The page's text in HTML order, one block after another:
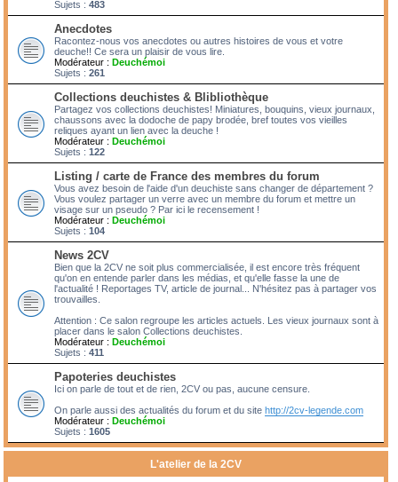
Sujets : 483
Anecdotes
Racontez-nous vos anecdotes ou autres histoires de vous et votre
deuche!! Ce sera un plaisir de vous lire.
Modérateur : Deuchémoi
Sujets : 261
Collections deuchistes & Blibliothèque
Partagez vos collections deuchistes! Miniatures, bouquins, vieux journaux,
chaussons avec la dodoche de papy brodée, bref toutes vos vieilles
reliques ayant un lien avec la deuche !
Modérateur : Deuchémoi
Sujets : 122
Listing / carte de France des membres du forum
Vous avez besoin de l'aide d'un deuchiste sans changer de département ?
Vous voulez partager un verre avec un membre du forum et mettre un
visage sur un pseudo ? Par ici le recensement !
Modérateur : Deuchémoi
Sujets : 104
News 2CV
Bien que la 2CV ne soit plus commercialisée, il est encore très fréquent
qu'on en entende parler dans les médias, et qu'elle fasse la une de
l'actualité ! Reportages TV, article de journal... N'hésitez pas à partager vos
trouvailles.
Attention : Ce salon regroupe les articles actuels. Les vieux journaux sont à
placer dans le salon Collections deuchistes.
Modérateur : Deuchémoi
Sujets : 411
Papoteries deuchistes
Ici on parle de tout et de rien, 2CV ou pas, aucune censure.
On parle aussi des actualités du forum et du site http://2cv-legende.com
Modérateur : Deuchémoi
Sujets : 1605
L'atelier de la 2CV